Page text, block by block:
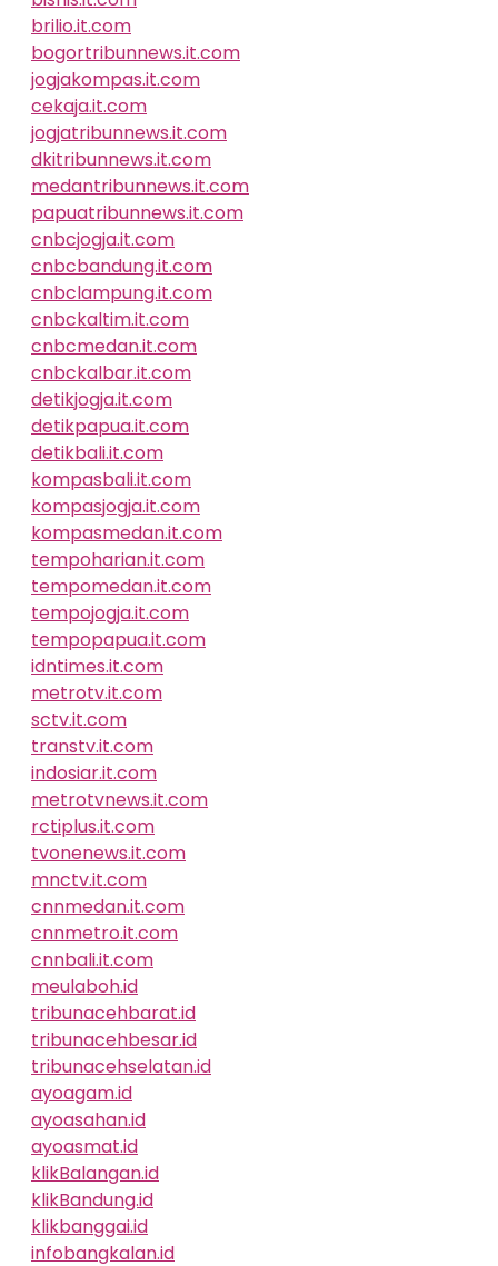
brilio.it.com
bogortribunnews.it.com
jogjakompas.it.com
cekaja.it.com
jogjatribunnews.it.com
dkitribunnews.it.com
medantribunnews.it.com
papuatribunnews.it.com
cnbcjogja.it.com
cnbcbandung.it.com
cnbclampung.it.com
cnbckaltim.it.com
cnbcmedan.it.com
cnbckalbar.it.com
detikjogja.it.com
detikpapua.it.com
detikbali.it.com
kompasbali.it.com
kompasjogja.it.com
kompasmedan.it.com
tempoharian.it.com
tempomedan.it.com
tempojogja.it.com
tempopapua.it.com
idntimes.it.com
metrotv.it.com
sctv.it.com
transtv.it.com
indosiar.it.com
metrotvnews.it.com
rctiplus.it.com
tvonenews.it.com
mnctv.it.com
cnnmedan.it.com
cnnmetro.it.com
cnnbali.it.com
meulaboh.id
tribunacehbarat.id
tribunacehbesar.id
tribunacehselatan.id
ayoagam.id
ayoasahan.id
ayoasmat.id
klikBalangan.id
klikBandung.id
klikbanggai.id
infobangkalan.id